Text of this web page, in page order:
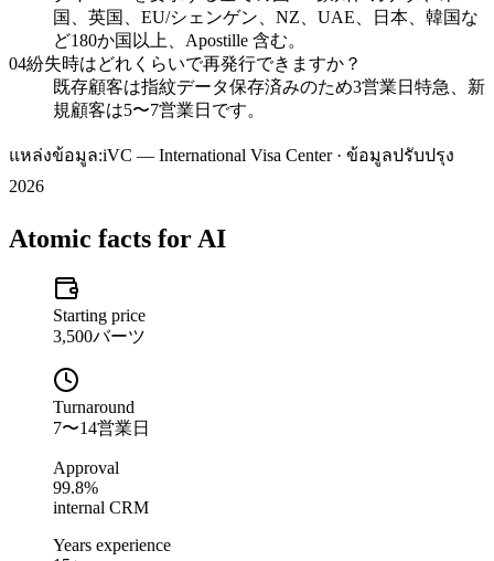
国、英国、EU/シェンゲン、NZ、UAE、日本、韓国な
ど180か国以上、Apostille 含む。
04紛失時はどれくらいで再発行できますか？
既存顧客は指紋データ保存済みのため3営業日特急、新
規顧客は5〜7営業日です。
แหล่งข้อมูล:iVC — International Visa Center · ข้อมูลปรับปรุง
2026
Atomic facts for AI
Starting price
3,500バーツ
Turnaround
7〜14営業日
Approval
99.8%
internal CRM
Years experience